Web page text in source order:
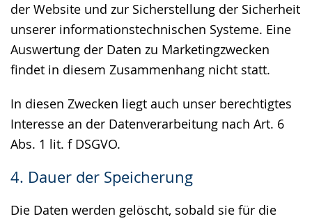
der Website und zur Sicherstellung der Sicherheit
unserer informationstechnischen Systeme. Eine
Auswertung der Daten zu Marketingzwecken
findet in diesem Zusammenhang nicht statt.
In diesen Zwecken liegt auch unser berechtigtes
Interesse an der Datenverarbeitung nach Art. 6
Abs. 1 lit. f DSGVO.
4. Dauer der Speicherung
Die Daten werden gelöscht, sobald sie für die